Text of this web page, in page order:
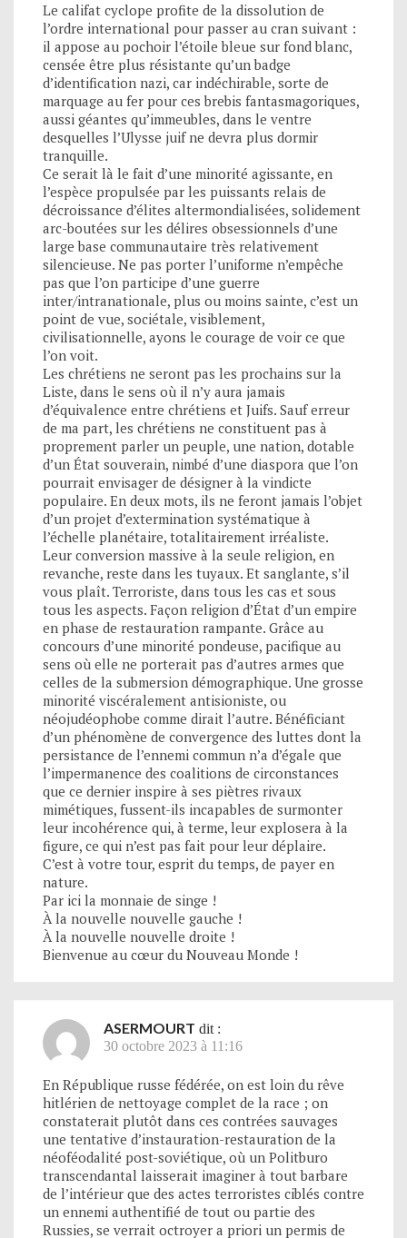
Le califat cyclope profite de la dissolution de
l’ordre international pour passer au cran suivant :
il appose au pochoir l’étoile bleue sur fond blanc,
censée être plus résistante qu’un badge
d’identification nazi, car indéchirable, sorte de
marquage au fer pour ces brebis fantasmagoriques,
aussi géantes qu’immeubles, dans le ventre
desquelles l’Ulysse juif ne devra plus dormir
tranquille.
Ce serait là le fait d’une minorité agissante, en
l’espèce propulsée par les puissants relais de
décroissance d’élites altermondialisées, solidement
arc-boutées sur les délires obsessionnels d’une
large base communautaire très relativement
silencieuse. Ne pas porter l’uniforme n’empêche
pas que l’on participe d’une guerre
inter/intranationale, plus ou moins sainte, c’est un
point de vue, sociétale, visiblement,
civilisationnelle, ayons le courage de voir ce que
l’on voit.
Les chrétiens ne seront pas les prochains sur la
Liste, dans le sens où il n’y aura jamais
d’équivalence entre chrétiens et Juifs. Sauf erreur
de ma part, les chrétiens ne constituent pas à
proprement parler un peuple, une nation, dotable
d’un État souverain, nimbé d’une diaspora que l’on
pourrait envisager de désigner à la vindicte
populaire. En deux mots, ils ne feront jamais l’objet
d’un projet d’extermination systématique à
l’échelle planétaire, totalitairement irréaliste.
Leur conversion massive à la seule religion, en
revanche, reste dans les tuyaux. Et sanglante, s’il
vous plaît. Terroriste, dans tous les cas et sous
tous les aspects. Façon religion d’État d’un empire
en phase de restauration rampante. Grâce au
concours d’une minorité pondeuse, pacifique au
sens où elle ne porterait pas d’autres armes que
celles de la submersion démographique. Une grosse
minorité viscéralement antisioniste, ou
néojudéophobe comme dirait l’autre. Bénéficiant
d’un phénomène de convergence des luttes dont la
persistance de l’ennemi commun n’a d’égale que
l’impermanence des coalitions de circonstances
que ce dernier inspire à ses piètres rivaux
mimétiques, fussent-ils incapables de surmonter
leur incohérence qui, à terme, leur explosera à la
figure, ce qui n’est pas fait pour leur déplaire.
C’est à votre tour, esprit du temps, de payer en
nature.
Par ici la monnaie de singe !
À la nouvelle nouvelle gauche !
À la nouvelle nouvelle droite !
Bienvenue au cœur du Nouveau Monde !
ASERMOURT dit :
30 octobre 2023 à 11:16
En République russe fédérée, on est loin du rêve
hitlérien de nettoyage complet de la race ; on
constaterait plutôt dans ces contrées sauvages
une tentative d’instauration-restauration de la
néoféodalité post-soviétique, où un Politburo
transcendantal laisserait imaginer à tout barbare
de l’intérieur que des actes terroristes ciblés contre
un ennemi authentifié de tout ou partie des
Russies, se verrait octroyer a priori un permis de